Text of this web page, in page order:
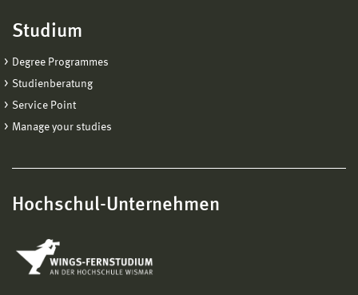
Studium
Degree Programmes
Studienberatung
Service Point
Manage your studies
Hochschul-Unternehmen